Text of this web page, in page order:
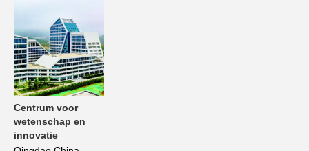
Centrum voor
wetenschap en
innovatie